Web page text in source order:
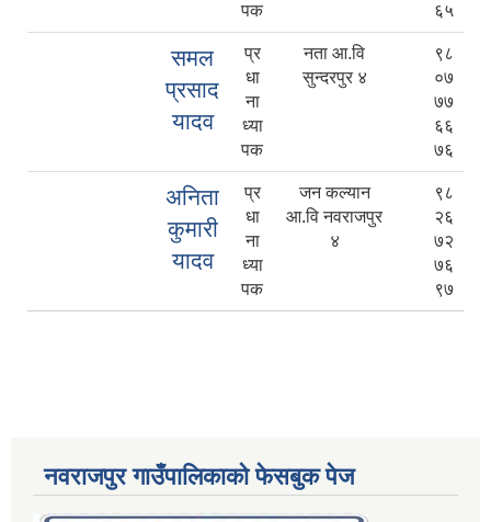
पक
६५
समल
प्रसाद
यादव
प्र
धा
ना
ध्या
पक
नता आ.वि
सुन्दरपुर ४
९८
०७
७७
६६
७६
अनिता
कुमारी
यादव
प्र
धा
ना
ध्या
पक
जन कल्यान
आ.वि नवराजपुर
४
९८
२६
७२
७६
९७
नवराजपुर गाउँपालिकाको फेसबुक पेज